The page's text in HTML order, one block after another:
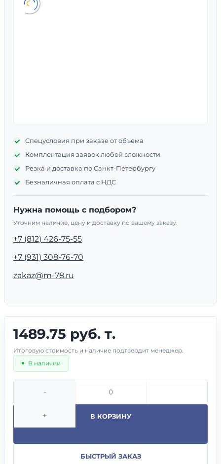
Спецусловия при заказе от объема
Комплектация заявок любой сложности
Резка и доставка по Санкт-Петербургу
Безналичная оплата с НДС
Нужна помощь с подбором?
Уточним наличие, цену и доставку по вашему заказу.
+7 (812) 426-75-55
+7 (931) 308-76-70
zakaz@m-78.ru
1489.75 руб. т.
Итоговую стоимость и наличие подтвердит менеджер.
В наличии
-
+ В КОРЗИНУ
БЫСТРЫЙ ЗАКАЗ